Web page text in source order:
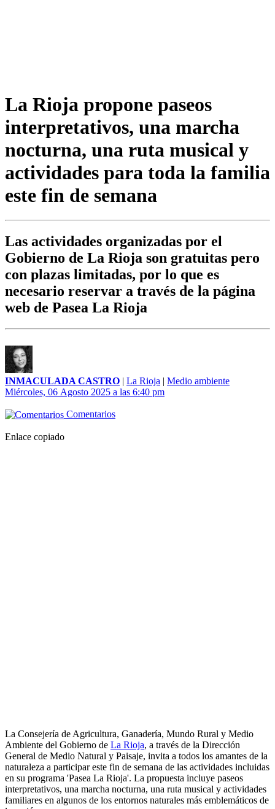
La Rioja propone paseos
interpretativos, una marcha
nocturna, una ruta musical y
actividades para toda la familia
este fin de semana
Las actividades organizadas por el
Gobierno de La Rioja son gratuitas pero
con plazas limitadas, por lo que es
necesario reservar a través de la página
web de Pasea La Rioja
INMACULADA CASTRO | La Rioja | Medio ambiente
Miércoles, 06 Agosto 2025 a las 6:40 pm
Comentarios
Enlace copiado
La Consejería de Agricultura, Ganadería, Mundo Rural y Medio
Ambiente del Gobierno de La Rioja, a través de la Dirección
General de Medio Natural y Paisaje, invita a todos los amantes de la
naturaleza a participar este fin de semana de las actividades incluidas
en su programa 'Pasea La Rioja'. La propuesta incluye paseos
interpretativos, una marcha nocturna, una ruta musical y actividades
familiares en algunos de los entornos naturales más emblemáticos de